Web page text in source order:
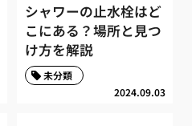
シャワーの止水栓はど
こにある？場所と見つ
け方を解説
2024.09.03
未分類